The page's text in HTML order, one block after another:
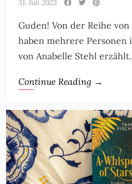
31. Juli 2023
Guden! Von der Reihe
haben mehrere Personen
von Anabelle Stehl
Continue Reading →